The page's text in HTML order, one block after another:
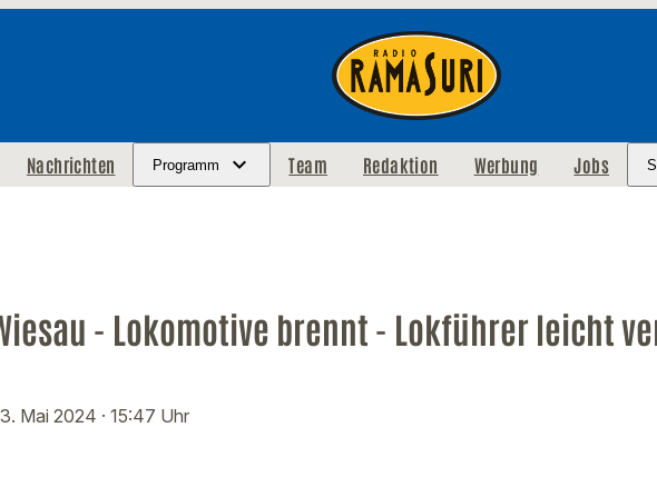
Nachrichten Programm Team Redaktion Werbung Jobs
- Lokomotive brennt - Lokführer leicht
Mai 2024 · 15:47 Uhr